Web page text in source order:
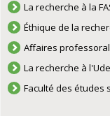
La recherche à la
Éthique de la
Affaires
La recherche à
Faculté des études